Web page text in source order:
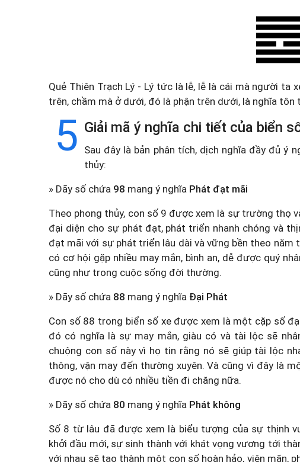
Quẻ Thiên Trạch Lý - Lý tức là lễ, lễ là cái mà người
trên, chầm mà ở dưới, đó là phận trên dưới, là nghĩa tôn
5 Giải mã ý nghĩa chi tiết của biển
Sau đây là bản phân tích, dịch nghĩa đầy đủ ý
thủy:
» Dãy số chứa 98 mang ý nghĩa Phát đạt mãi
Theo phong thủy, con số 9 được xem là sự trường thọ
đại diện cho sự phát đạt, phát triển nhanh chóng và
đạt mãi với sự phát triển lâu dài và vững bền theo năm
có cơ hội gặp nhiều may mắn, bình an, dễ được quý
cũng như trong cuộc sống đời thường.
» Dãy số chứa 88 mang ý nghĩa Đại Phát
Con số 88 trong biển số xe được xem là một cặp số
đó có nghĩa là sự may mắn, giàu có và tài lộc sẽ
chuộng con số này vì họ tin rằng nó sẽ giúp tài lộc
thông, vận may đến thường xuyên. Và cũng vì đây là
được nó cho dù có nhiều tiền đi chăng nữa.
» Dãy số chứa 80 mang ý nghĩa Phát không
Số 8 từ lâu đã được xem là biểu tượng của sự thịnh
khởi đầu mới, sự sinh thành với khát vọng vương tới
với nhau sẽ tạo thành một con số hoàn hảo, viên mãn,